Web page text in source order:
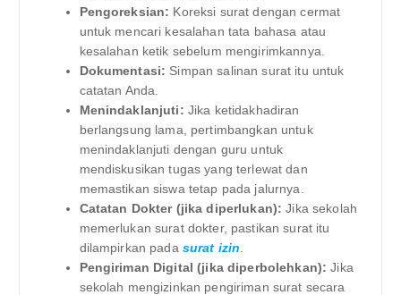
Pengoreksian: Koreksi surat dengan cermat
untuk mencari kesalahan tata bahasa atau
kesalahan ketik sebelum mengirimkannya.
Dokumentasi: Simpan salinan surat itu untuk
catatan Anda.
Menindaklanjuti: Jika ketidakhadiran
berlangsung lama, pertimbangkan untuk
menindaklanjuti dengan guru untuk
mendiskusikan tugas yang terlewat dan
memastikan siswa tetap pada jalurnya.
Catatan Dokter (jika diperlukan): Jika sekolah
memerlukan surat dokter, pastikan surat itu
dilampirkan pada surat izin
Pengiriman Digital (jika diperbolehkan): Jika
sekolah mengizinkan pengiriman surat secara